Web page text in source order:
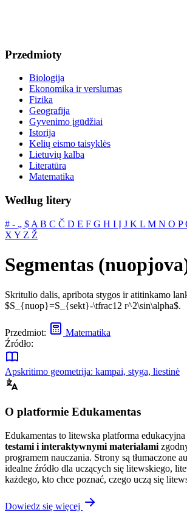
Przedmioty
Biologija
Ekonomika ir verslumas
Fizika
Geografija
Gyvenimo įgūdžiai
Istorija
Kelių eismo taisyklės
Lietuvių kalba
Literatūra
Matematika
Według litery
# ‐ „ $ A B C Č D E F G H I Į J K L M N O P
X Y Z Ž
Segmentas
Skritulio dalis, apribota stygos ir atitinkamo
$S_{nuop}=S_{sekt}-\tfrac12 r^2\sin\alpha$.
Przedmiot:
Matematika
Źródło:
Apskritimo geometrija: kampai, styga, liestinė
O platformie Edukamentas
Edukamentas to litewska platforma edukacyjna
testami i interaktywnymi materiałami
programem nauczania. Strony są tłumaczone
idealne źródło dla uczących się litewskiego,
każdego, kto chce poznać, czego uczą się
Dowiedz się więcej